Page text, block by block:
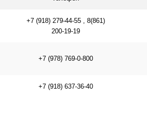
+7 (918) 279-44-55 , 8(861)
200-19-19
+7 (978) 769-0-800
+7 (918) 637-36-40